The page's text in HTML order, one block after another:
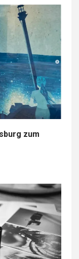
zum